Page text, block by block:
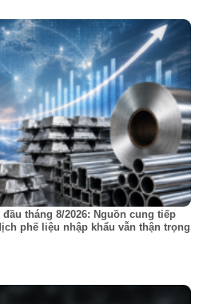
tháng 8/2026: Nguồn cung tiếp
phế liệu nhập khẩu vẫn thận trọng